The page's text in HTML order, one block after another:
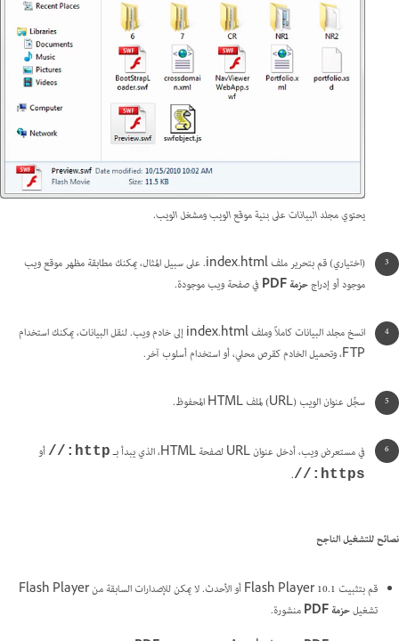
يحتوي مجلد البيانات على بنية موقع الويب ومشغل الويب.
(اختياري) قم بتحرير ملف index.html. على سبيل المثال، يمكنك مطابقة مظهر موقع ويب
موجود أو إدراجحزمة PDF في صفحة ويب موجودة.
انسخ مجلد البيانات كاملاً وملف index.html إلى خادم ويب. لنقل البيانات، يمكنك استخدام
FTP، وتحميل الخادم كقرص محلي، أو استخدام أسلوب آخر.
سجِّل عنوان الويب (URL) لملف HTML المحفوظ.
في مستعرض ويب، أدخل عنوان URL لصفحة HTML، الذي يبدأ بـ http://‏ أو
https://‏
.
نصائح للتشغيل الناجح
قم بتثبيت Flash Player 10.1 أو الأحدث. لا يمكن للإصدارات السابقة من Flash Player
تشغيلحزمة PDF
منشورة.